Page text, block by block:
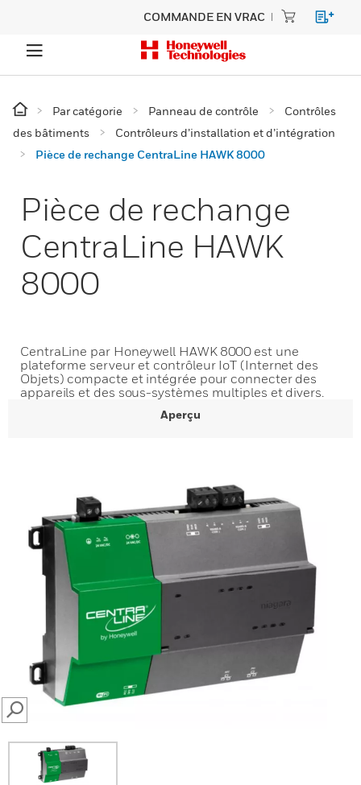
COMMANDE EN VRAC
Par catégorie Panneau de contrôle
Contrôles
des bâtiments
Contrôleurs d’installation et d’intégration
Pièce de rechange CentraLine HAWK 8000
Pièce de rechange
CentraLine HAWK
8000
CentraLine par Honeywell HAWK 8000 est une
plateforme serveur et contrôleur IoT (Internet des
Objets) compacte et intégrée pour connecter des
appareils et des sous-systèmes multiples et divers.
Aperçu
SEARCH